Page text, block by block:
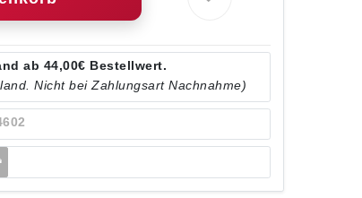
ab 44,00€ Bestellwert.
Nicht bei Zahlungsart Nachnahme)